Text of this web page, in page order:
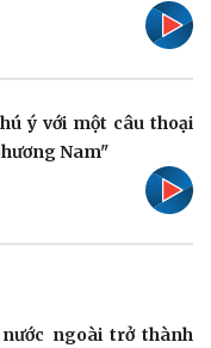
ý với một câu thoại
Nam"
ngoài trở thành